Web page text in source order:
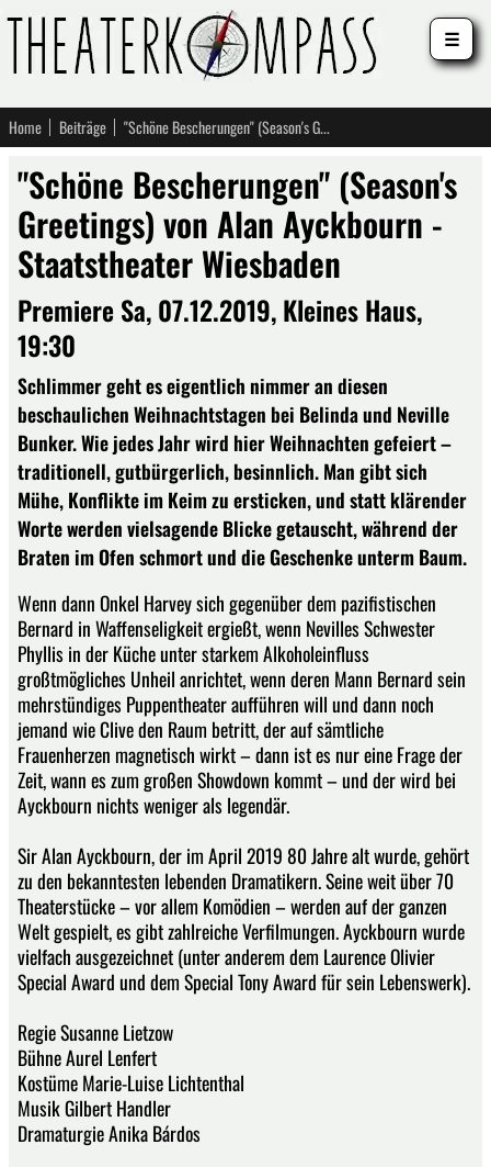
Home Beiträge "Schöne Bescherungen" (Season's Greetings) von Alan Ayckbourn - Staatstheater Wiesbaden
"Schöne Bescherungen" (Season's
Greetings) von Alan Ayckbourn -
Staatstheater Wiesbaden
Premiere Sa, 07.12.2019, Kleines Haus,
19:30
Schlimmer geht es eigentlich nimmer an diesen
beschaulichen Weihnachtstagen bei Belinda und Neville
Bunker. Wie jedes Jahr wird hier Weihnachten gefeiert –
traditionell, gutbürgerlich, besinnlich. Man gibt sich
Mühe, Konflikte im Keim zu ersticken, und statt klärender
Worte werden vielsagende Blicke getauscht, während der
Braten im Ofen schmort und die Geschenke unterm Baum.
Wenn dann Onkel Harvey sich gegenüber dem pazifistischen
Bernard in Waffenseligkeit ergießt, wenn Nevilles Schwester
Phyllis in der Küche unter starkem Alkoholeinfluss
großtmögliches Unheil anrichtet, wenn deren Mann Bernard sein
mehrstündiges Puppentheater aufführen will und dann noch
jemand wie Clive den Raum betritt, der auf sämtliche
Frauenherzen magnetisch wirkt – dann ist es nur eine Frage der
Zeit, wann es zum großen Showdown kommt – und der wird bei
Ayckbourn nichts weniger als legendär.
Sir Alan Ayckbourn, der im April 2019 80 Jahre alt wurde, gehört
zu den bekanntesten lebenden Dramatikern. Seine weit über 70
Theaterstücke – vor allem Komödien – werden auf der ganzen
Welt gespielt, es gibt zahlreiche Verfilmungen. Ayckbourn wurde
vielfach ausgezeichnet (unter anderem dem Laurence Olivier
Special Award und dem Special Tony Award für sein Lebenswerk).
Regie Susanne Lietzow
Bühne Aurel Lenfert
Kostüme Marie-Luise Lichtenthal
Musik Gilbert Handler
Dramaturgie Anika Bárdos
☰